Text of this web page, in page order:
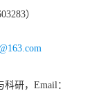
）
研，Email：